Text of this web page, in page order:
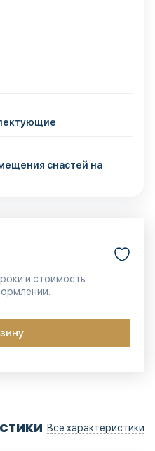
снастей на
и стоимость
Все характеристики